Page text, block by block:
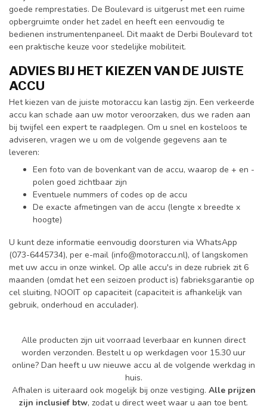
goede remprestaties. De Boulevard is uitgerust met een ruime
opbergruimte onder het zadel en heeft een eenvoudig te
bedienen instrumentenpaneel. Dit maakt de Derbi Boulevard tot
een praktische keuze voor stedelijke mobiliteit.
ADVIES BIJ HET KIEZEN VAN DE JUISTE
ACCU
Het kiezen van de juiste motoraccu kan lastig zijn. Een verkeerde
accu kan schade aan uw motor veroorzaken, dus we raden aan
bij twijfel een expert te raadplegen. Om u snel en kosteloos te
adviseren, vragen we u om de volgende gegevens aan te
leveren:
Een foto van de bovenkant van de accu, waarop de + en -
polen goed zichtbaar zijn
Eventuele nummers of codes op de accu
De exacte afmetingen van de accu (lengte x breedte x
hoogte)
U kunt deze informatie eenvoudig doorsturen via WhatsApp
(073-6445734), per e-mail (info@motoraccu.nl), of langskomen
met uw accu in onze winkel. Op alle accu's in deze rubriek zit 6
maanden (omdat het een seizoen product is) fabrieksgarantie op
cel sluiting, NOOIT op capaciteit (capaciteit is afhankelijk van
gebruik, onderhoud en acculader).
Alle producten zijn uit voorraad leverbaar en kunnen direct
worden verzonden. Bestelt u op werkdagen voor 15.30 uur
online? Dan heeft u uw nieuwe accu al de volgende werkdag in
huis.
Afhalen is uiteraard ook mogelijk bij onze vestiging. Alle prijzen
zijn inclusief btw, zodat u direct weet waar u aan toe bent.